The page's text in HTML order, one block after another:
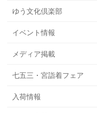
ゆう文化倶楽部
イベント情報
メディア掲載
七五三・宮詣着フェア
入荷情報